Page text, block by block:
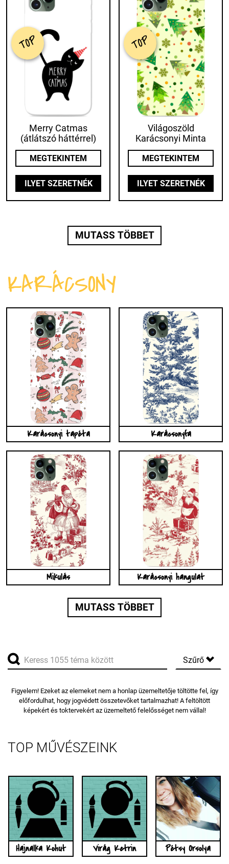
TOP
Merry Catmas
(átlátszó háttérrel)
MEGTEKINTEM
ILYET SZERETNÉK
TOP
Világoszöld
Karácsonyi Minta
MEGTEKINTEM
ILYET SZERETNÉK
MUTASS TÖBBET
KARÁCSONY
Karácsonyi tapéta Karácsonyfa
Mikulás Karácsonyi hangulat
MUTASS TÖBBET
Szűrő
Figyelem! Ezeket az elemeket nem a honlap üzemeltetője töltötte fel, így
előfordulhat, hogy jogvédett összetevőket tartalmazhat! A feltöltött
képekért és toktervekért az üzemeltető felelősséget nem vállal!
TOP MŰVÉSZEINK
Hajnalka Kohut Virág Ketrin Pétsy Orsolya